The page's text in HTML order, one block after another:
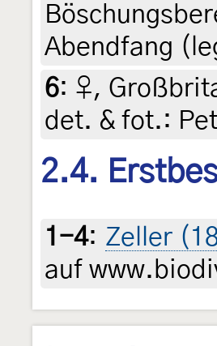
Abendfang
6: ♀,
det. & fot.:
2.4.
1-4: Zeller
auf